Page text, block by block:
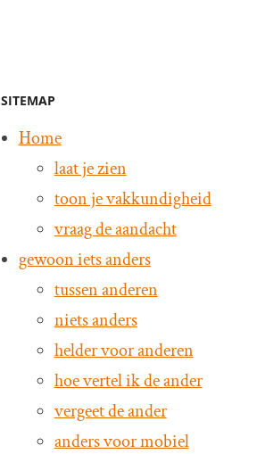
SITEMAP
Home
laat je zien
toon je vakkundigheid
vraag de aandacht
gewoon iets anders
tussen anderen
niets anders
helder voor anderen
hoe vertel ik de ander
vergeet de ander
anders voor mobiel